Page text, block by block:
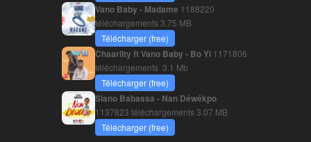
Vano Baby - Madame 1188220
téléchargements3.75 MB
Télécharger (free)
Chaarlity ft Vano Baby - Bo Yi 1171806
téléchargements 3.1 Mb
Télécharger (free)
Siano Babassa - Nan Déwékpo
1137823 téléchargements3.07 MB
Télécharger (free)